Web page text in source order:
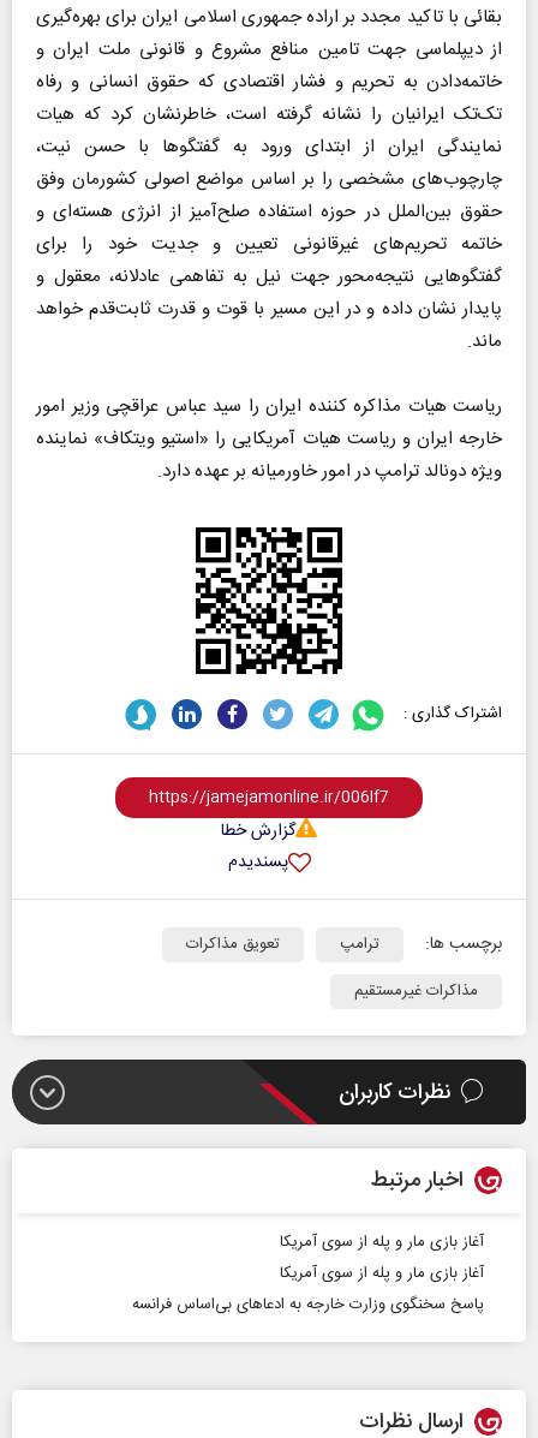
بقائی با تاکید مجدد بر اراده جمهوری اسلامی ایران برای بهره‌گیری
از دیپلماسی جهت تامین منافع مشروع و قانونی ملت ایران و
خاتمه‌دادن به تحریم و فشار اقتصادی که حقوق انسانی و رفاه
تک‌تک ایرانیان را نشانه گرفته است، خاطرنشان کرد که هیات
نمایندگی ایران از ابتدای ورود به گفتگو‌ها با حسن نیت،
چارچوب‌های مشخصی را بر اساس مواضع اصولی کشورمان وفق
حقوق بین‌الملل در حوزه استفاده صلح‌آمیز از انرژی هسته‌ای و
خاتمه تحریم‌های غیرقانونی تعیین و جدیت خود را برای
گفتگو‌هایی نتیجه‌محور جهت نیل به تفاهمی عادلانه، معقول و
پایدار نشان داده و در این مسیر با قوت و قدرت ثابت‌قدم خواهد
ماند.
ریاست هیات مذاکره کننده ایران را سید عباس عراقچی وزیر امور
خارجه ایران و ریاست هیات آمریکایی را «استیو ویتکاف» نماینده
ویژه دونالد ترامپ در امور خاورمیانه بر عهده دارد.
اشتراک گذاری :
گزارش خطا
پسندیدم
برچسب ها: ترامپ
تعویق مذاکرات
مذاکرات غیرمستقیم
نظرات کاربران
اخبار مرتبط
آغاز بازی مار و پله از سوی آمریکا
آغاز بازی مار و پله از سوی آمریکا
پاسخ سخنگوی وزارت خارجه به ادعاهای بی‌اساس فرانسه
ارسال نظرات